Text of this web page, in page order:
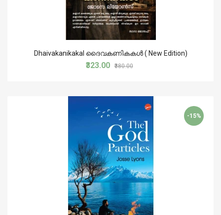
Dhaivakanikakal ദൈവകണികകള്‍ ( New Edition)
₹323.00 ₹380.00
-15%